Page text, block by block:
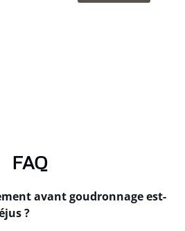
FAQ
avant goudronnage est-
?